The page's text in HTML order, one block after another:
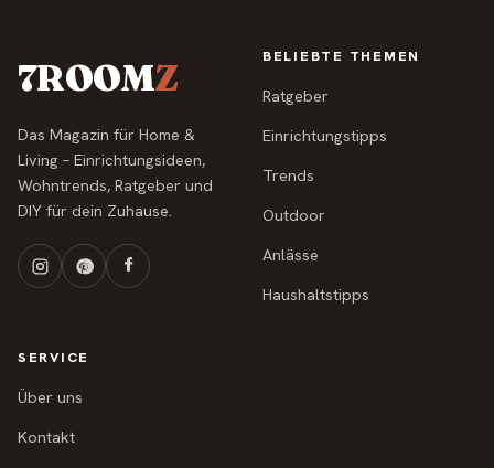
7ROOMZ
Das Magazin für Home &
Living – Einrichtungsideen,
Wohntrends, Ratgeber und
DIY für dein Zuhause.
BELIEBTE THEMEN
Ratgeber
Einrichtungstipps
Trends
Outdoor
Anlässe
Haushaltstipps
SERVICE
Über uns
Kontakt